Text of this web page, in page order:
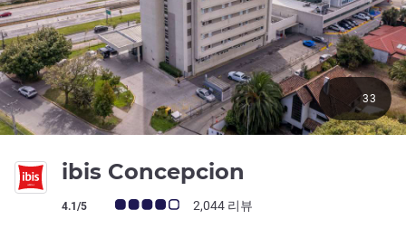
ibis Concepcion
고객 평점 (ALL 평가)
4.1/5 2,044 리뷰
33